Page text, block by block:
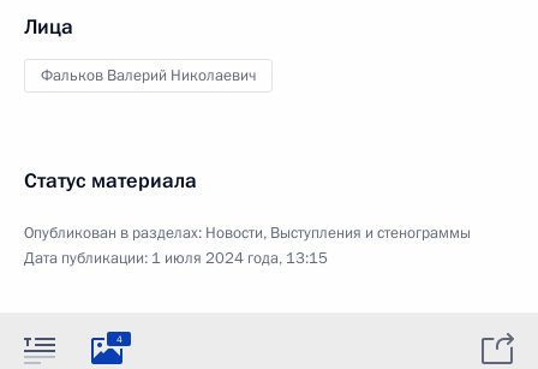
Лица
Фальков Валерий Николаевич
Статус материала
Опубликован в разделах: Новости, Выступления и стенограммы
Дата публикации: 1 июля 2024 года, 13:15
4